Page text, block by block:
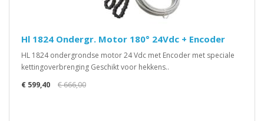
Hl 1824 Ondergr. Motor 180° 24Vdc + Encoder
HL 1824 ondergrondse motor 24 Vdc met Encoder met speciale
kettingoverbrenging Geschikt voor hekkens..
€ 599,40
€ 666,00